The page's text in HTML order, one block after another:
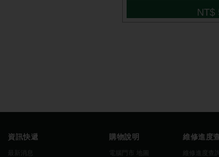
NT$
資訊快遞
最新消息
購物說明
電腦門市 地圖
維修進度
維修進度查